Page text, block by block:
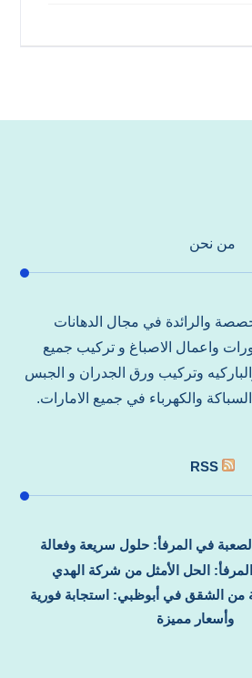
من نحن
والرائدة في مجال الدهانات
واعمال الاصباغ و تركيب جميع
وتركيب ورق الجدران و الجبس
والكهرباء في جميع الامارات.
RSS
الصعبة في المرفأ: حلول سريعة وفعالة
الحل الأمثل من شركة الهدي
من الشقق في أبوظبي: استجابة فورية
وأسعار مميزة